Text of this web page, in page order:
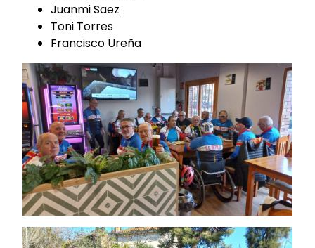
Juanmi Saez
Toni Torres
Francisco Ureña